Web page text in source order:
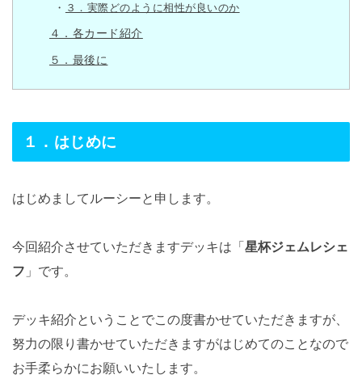
３．実際どのように相性が良いのか
４．各カード紹介
５．最後に
１．はじめに
はじめましてルーシーと申します。
今回紹介させていただきますデッキは「星杯ジェムレシェ
フ 」です。
デッキ紹介ということでこの度書かせていただきますが、
努力の限り書かせていただきますがはじめてのことなので
お手柔らかにお願いいたします。